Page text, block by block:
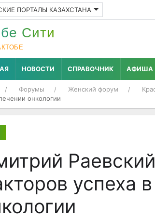
ПОРТАЛЫ КАЗАХСТАНА
Cити
НОВОСТИ СПРАВОЧНИК АФИША
Форумы Женский форум
онкологии
успеха